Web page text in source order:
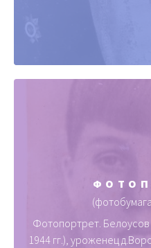
Фотопортрет.
1944 гг.), уроженец